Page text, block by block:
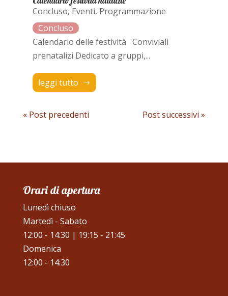
Concluso, Eventi, Programmazione
Calendario delle festività Conviviali
prenatalizi Dedicato a gruppi,...
leggi tutto
« Post precedenti Post successivi »
Orari di apertura
Lunedì chiuso
Martedì - Sabato
12:00 - 14:30 | 19:15 - 21:45
Domenica
12:00 - 14:30